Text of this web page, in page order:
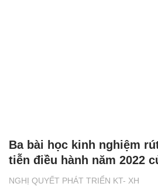
NGHỊ QUYẾT PHÁT TRIỂN KT- XH
Ba bài học kinh nghiệm
tiễn điều hành năm 2022